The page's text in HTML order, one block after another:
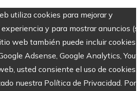
utiliza cookies para mejorar y
y para mostrar anuncios
web también puede incluir cookies
Adsense, Google Analytics,
usted consiente el uso de cookies.
nuestra Política de Privacidad. Por